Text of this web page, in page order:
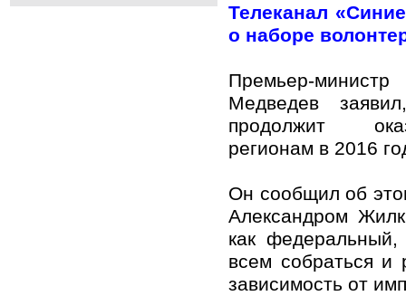
Телеканал
о наборе
Премьер-
Медведев
продолжит
регионам в 2016
Он сообщил об
Александром
как
всем собраться и
зависимость от